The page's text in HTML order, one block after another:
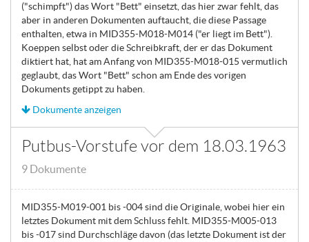
("schimpft") das Wort "Bett" einsetzt, das hier zwar fehlt, das
aber in anderen Dokumenten auftaucht, die diese Passage
enthalten, etwa in MID355-M018-M014 ("er liegt im Bett").
Koeppen selbst oder die Schreibkraft, der er das Dokument
diktiert hat, hat am Anfang von MID355-M018-015 vermutlich
geglaubt, das Wort "Bett" schon am Ende des vorigen
Dokuments getippt zu haben.
Dokumente anzeigen
Putbus-Vorstufe vor dem 18.03.1963
9 Dokumente
MID355-M019-001 bis -004 sind die Originale, wobei hier ein
letztes Dokument mit dem Schluss fehlt. MID355-M005-013
bis -017 sind Durchschläge davon (das letzte Dokument ist der